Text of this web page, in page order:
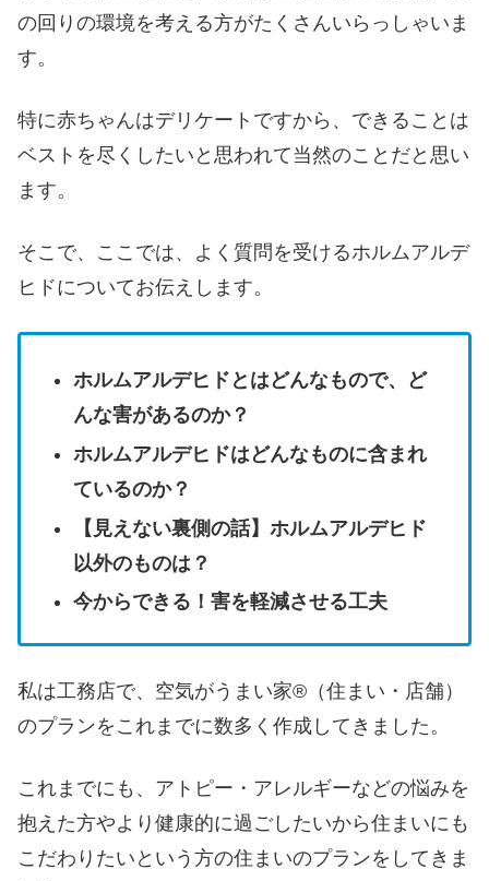
の回りの環境を考える方がたくさんいらっしゃいま
す。
特に赤ちゃんはデリケートですから、できることは
ベストを尽くしたいと思われて当然のことだと思い
ます。
そこで、ここでは、よく質問を受けるホルムアルデ
ヒドについてお伝えします。
ホルムアルデヒドとはどんなもので、ど
んな害があるのか？
ホルムアルデヒドはどんなものに含まれ
ているのか？
【見えない裏側の話】ホルムアルデヒド
以外のものは？
今からできる！害を軽減させる工夫
私は工務店で、空気がうまい家®︎（住まい・店舗）
のプランをこれまでに数多く作成してきました。
これまでにも、アトピー・アレルギーなどの悩みを
抱えた方やより健康的に過ごしたいから住まいにも
こだわりたいという方の住まいのプランをしてきま